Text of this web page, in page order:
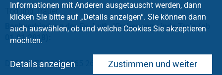
Tod und Trauer
Bankverbindung der Ev.-Luth. Kirchengemeinde Treia (ab
01.01.2018):
DE95 2175 0000 0165 2637 16 (NOSPA)
Informationen mit Anderen ausgetauscht werden, dann
klicken Sie bitte auf „Details anzeigen“. Sie können dann
auch auswählen, ob und welche Cookies Sie akzeptieren
möchten.
Zustimmen und weiter
Details anzeigen